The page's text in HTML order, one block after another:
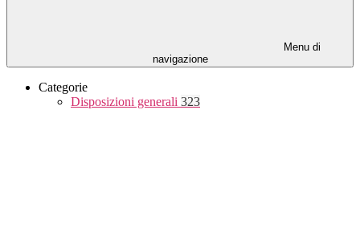
Menu di
navigazione
Categorie
Disposizioni generali 323